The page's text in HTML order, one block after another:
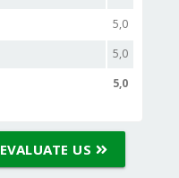
5,0
5,0
5,0
EVALUATE US